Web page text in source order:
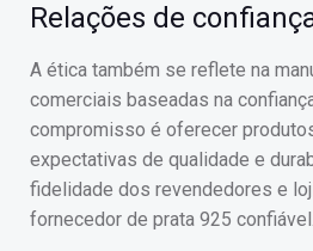
Relações de
A ética também se reflete na
comerciais baseadas na
compromisso é oferecer
expectativas de qualidade e
fidelidade dos revendedores e
fornecedor de prata 925 confiável.